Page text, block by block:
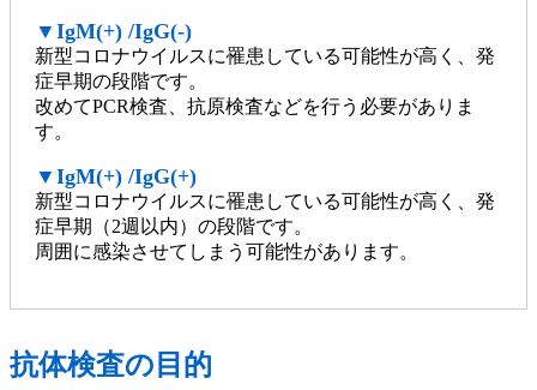
▼IgM(+) /IgG(-)
新型コロナウイルスに罹患している可能性が高く、発
症早期の段階です。
改めてPCR検査、抗原検査などを行う必要がありま
す。
▼IgM(+) /IgG(+)
新型コロナウイルスに罹患している可能性が高く、発
症早期（2週以内）の段階です。
周囲に感染させてしまう可能性があります。
抗体検査の目的